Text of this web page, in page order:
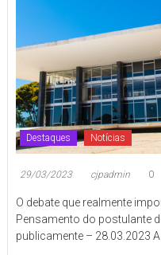
Destaques Notícias
29/03/2023 cjpadmin 0
O debate que realmente
Pensamento do postulante
publicamente – 28.03.2023